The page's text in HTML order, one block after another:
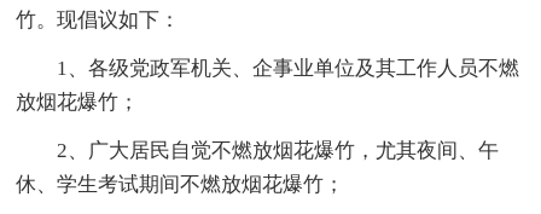
竹。现倡议如下：
1、各级党政军机关、企事业单位及其工作人员不燃
放烟花爆竹；
2、广大居民自觉不燃放烟花爆竹，尤其夜间、午
休、学生考试期间不燃放烟花爆竹；